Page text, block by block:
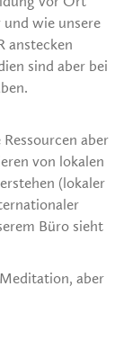
und wie unsere
anstecken
sind aber bei
aber
von lokalen
(lokaler
Büro sieht
aber